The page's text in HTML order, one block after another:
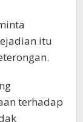
itu
terhadap